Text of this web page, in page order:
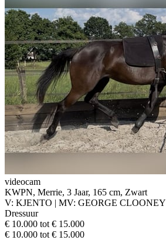
videocam
KWPN, Merrie, 3 Jaar, 165 cm, Zwart
V: KJENTO | MV: GEORGE CLOONEY
Dressuur
€ 10.000 tot € 15.000
€ 10.000 tot € 15.000